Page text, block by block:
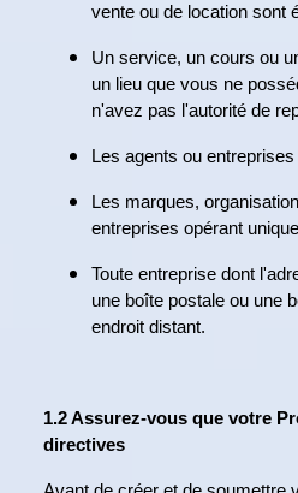
vente ou de location sont
Un service, un cours ou
un lieu que vous ne
n'avez pas l'autorité de
Les agents ou
Les marques,
entreprises opérant
Toute entreprise dont
une boîte postale ou une
endroit distant.
1.2 Assurez-vous que votre
directives